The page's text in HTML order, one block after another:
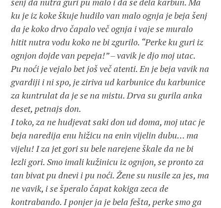
ku je iz koke škuje hudilo van malo ognja je beja šenj
da je koko drvo čapalo več ognja i vaje se muralo
hitit nutra vodu koko ne bi zgurilo. “Perke ku guri iz
ognjon dojde van pepeja!” – vavik je djo moj utac.
Pu noći je vejalo bet još več atenti. En je beja vavik na
gvardiji i ni spo, je ziriva ud karbunice du karbunice
za kuntrulat da je se na mistu. Drva su gurila anka
deset, petnajs don.
I toko, za ne hudjevat saki don ud doma, moj utac je
beja naredija enu hižicu na enin vijelin dubu… ma
vijelu! I za jet gori su bele narejene škale da ne bi
lezli gori. Smo imali kužinicu iz ognjon, se pronto za
tan bivat pu dnevi i pu noći. Žene su nusile za jes, ma
ne vavik, i se šperalo čapat kokiga zeca de
kontrabando. I ponjer ja je bela fešta, perke smo ga